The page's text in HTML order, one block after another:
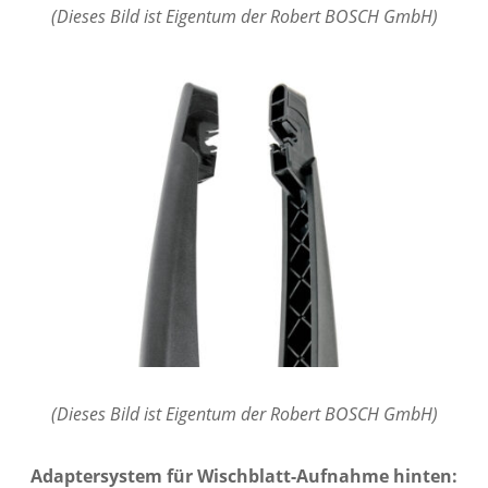
(Dieses Bild ist Eigentum der Robert BOSCH GmbH)
(Dieses Bild ist Eigentum der Robert BOSCH GmbH)
Adaptersystem für Wischblatt-Aufnahme hinten: